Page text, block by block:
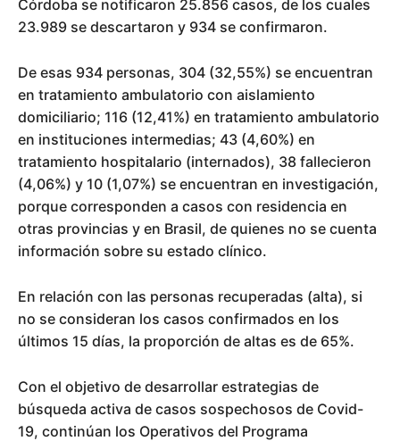
Córdoba se notificaron 25.856 casos, de los cuales
23.989 se descartaron y 934 se confirmaron.
De esas 934 personas, 304 (32,55%) se encuentran
en tratamiento ambulatorio con aislamiento
domiciliario; 116 (12,41%) en tratamiento ambulatorio
en instituciones intermedias; 43 (4,60%) en
tratamiento hospitalario (internados), 38 fallecieron
(4,06%) y 10 (1,07%) se encuentran en investigación,
porque corresponden a casos con residencia en
otras provincias y en Brasil, de quienes no se cuenta
información sobre su estado clínico.
En relación con las personas recuperadas (alta), si
no se consideran los casos confirmados en los
últimos 15 días, la proporción de altas es de 65%.
Con el objetivo de desarrollar estrategias de
búsqueda activa de casos sospechosos de Covid-
19, continúan los Operativos del Programa